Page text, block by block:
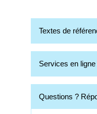
Textes de
Services en
Questions ?